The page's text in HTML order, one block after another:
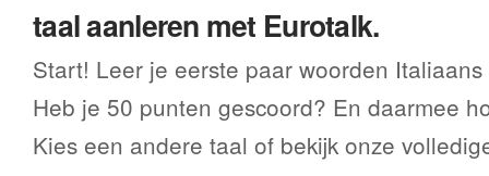
taal aanleren met Eurotalk.
Start! Leer je eerste paar woorden
Heb je 50 punten gescoord? En daarmee
Kies een andere taal of bekijk onze